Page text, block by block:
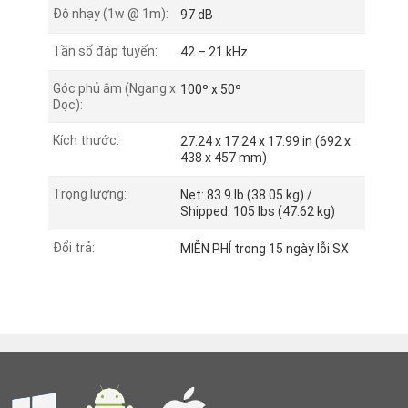
Độ nhạy (1w @ 1m): 97 dB
Tần số đáp tuyến: 42 – 21 kHz
Góc phủ âm (Ngang x
Dọc):
100º x 50º
Kích thước:
27.24 x 17.24 x 17.99 in (692 x
438 x 457 mm)
Trọng lượng:
Net: 83.9 lb (38.05 kg) /
Shipped: 105 lbs (47.62 kg)
Đổi trả: MIỄN PHÍ trong 15 ngày lỗi SX